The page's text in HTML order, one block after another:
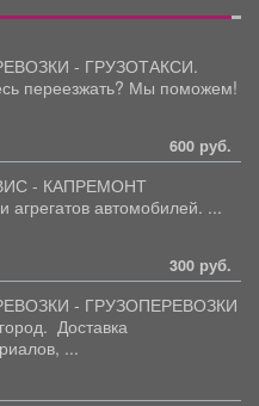
- ГРУЗОТАКСИ.
переезжать? Мы поможем!
600 руб.
- КАПРЕМОНТ
и агрегатов автомобилей. ...
300 руб.
- ГРУЗОПЕРЕВОЗКИ
Доставка
...